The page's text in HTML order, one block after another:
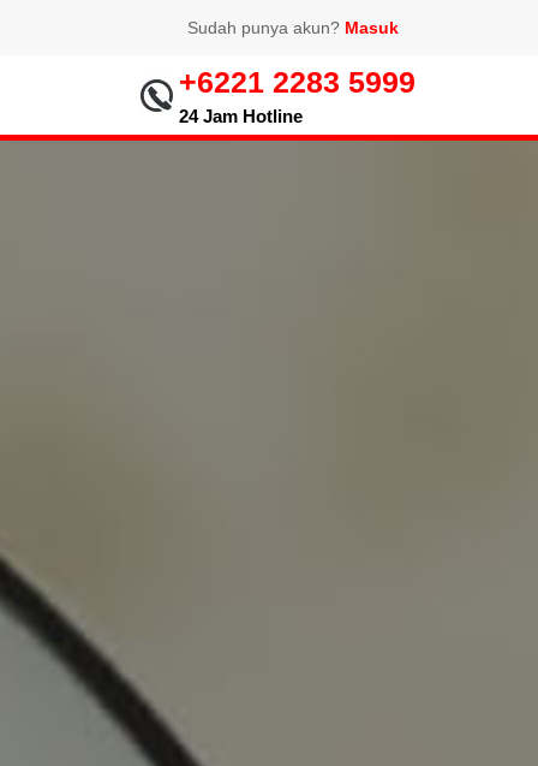
Sudah punya akun? Masuk
+6221 2283 5999
24 Jam Hotline